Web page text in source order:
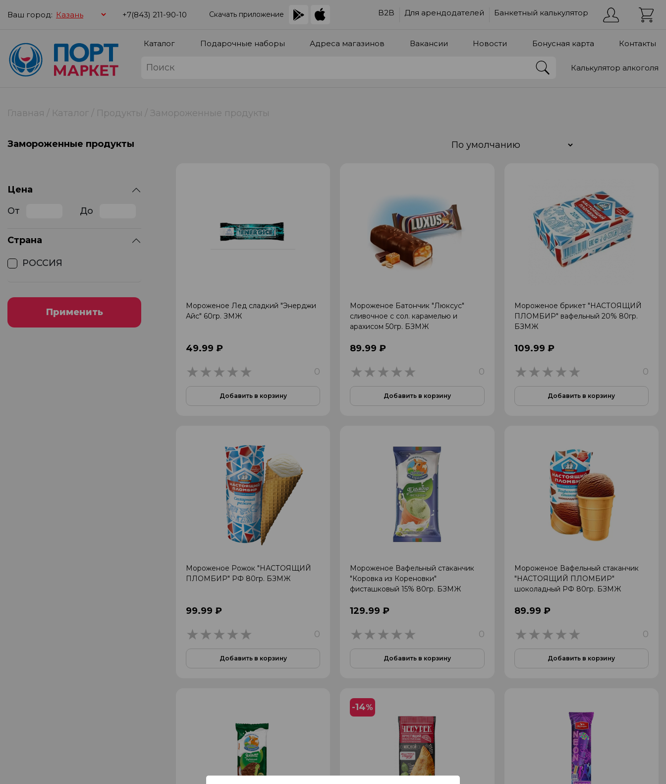
Ваш город: +7(843) 211-90-10 Скачать приложение B2B Для арендодателей Банкетный калькулятор
Каталог Подарочные наборы Адреса магазинов Вакансии Новости Бонусная карта Контакты
Калькулятор алкоголя
Главная Каталог Продукты Замороженные продукты
Замороженные продукты
Цена
От
До
Страна
РОССИЯ
Применить
Мороженое Лед сладкий "Энерджи
Айс" 60гр. ЗМЖ
49.99 ₽
0
Добавить в корзину
Мороженое Батончик "Люксус"
сливочное с сол. карамелью и
арахисом 50гр. БЗМЖ
89.99 ₽
0
Добавить в корзину
Мороженое брикет "НАСТОЯЩИЙ
ПЛОМБИР" вафельный 20% 80гр.
БЗМЖ
109.99 ₽
0
Добавить в корзину
Мороженое Рожок "НАСТОЯЩИЙ
ПЛОМБИР" РФ 80гр. БЗМЖ
99.99 ₽
0
Добавить в корзину
Мороженое Вафельный стаканчик
"Коровка из Кореновки"
фисташковый 15% 80гр. БЗМЖ
129.99 ₽
0
Добавить в корзину
Мороженое Вафельный стаканчик
"НАСТОЯЩИЙ ПЛОМБИР"
шоколадный РФ 80гр. БЗМЖ
89.99 ₽
0
Добавить в корзину
-14%